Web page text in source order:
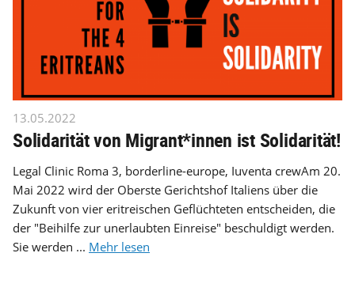
13.05.2022
Solidarität von Migrant*innen ist Solidarität!
Legal Clinic Roma 3, borderline-europe, Iuventa crewAm 20.
Mai 2022 wird der Oberste Gerichtshof Italiens über die
Zukunft von vier eritreischen Geflüchteten entscheiden, die
der "Beihilfe zur unerlaubten Einreise" beschuldigt werden.
Sie werden ... Mehr lesen